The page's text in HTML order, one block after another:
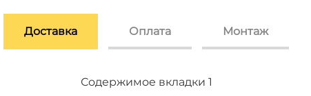
Доставка Оплата Монтаж
Содержимое вкладки 1
Содержимое вкладки 2
Содержимое вкладки 3